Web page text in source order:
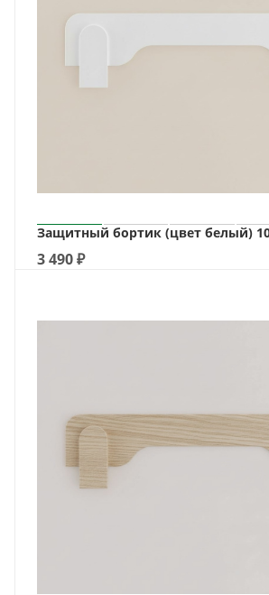
Защитный бортик (цвет белый)
3 490₽